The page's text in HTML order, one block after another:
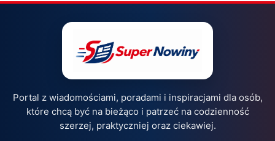
Portal z wiadomościami, poradami i inspiracjami dla osób,
które chcą być na bieżąco i patrzeć na codzienność
szerzej, praktyczniej oraz ciekawiej.